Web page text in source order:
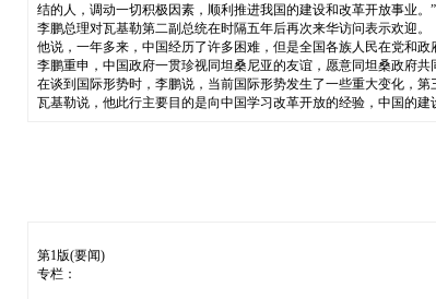
结的人，调动一切积极因素，顺利推进我国的建设和改革开放事业。”
李鹏总理对瓦基勒第二副总统在时隔五年后再次来华访问表示欢迎。
他说，一年多来，中国经历了许多困难，但是全国各族人民在党和
李鹏重申，中国政府一贯珍视同坦桑尼亚的友谊，愿意同坦桑政府共
在谈到国际形势时，李鹏说，当前国际形势发生了一些重大变化，
瓦基勒说，他此行主要目的是向中国学习改革开放的经验，中国的建
第1版(要闻)
专栏：